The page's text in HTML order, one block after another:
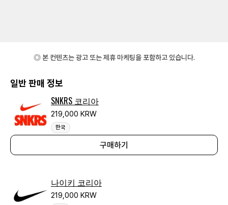
◎ 본 컨텐츠는 광고 또는 제휴 마케팅을 포함하고 있습니다.
일반 판매 정보
SNKRS 코리아
219,000 KRW
한국
구매하기
나이키 코리아
219,000 KRW